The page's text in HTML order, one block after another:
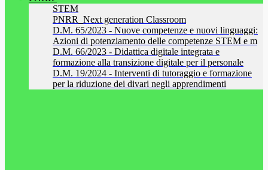
STEM
PNRR_Next generation Classroom
D.M. 65/2023 - Nuove competenze e nuovi linguaggi:
Azioni di potenziamento delle competenze STEM e m
D.M. 66/2023 - Didattica digitale integrata e
formazione alla transizione digitale per il personale
D.M. 19/2024 - Interventi di tutoraggio e formazione
per la riduzione dei divari negli apprendimenti